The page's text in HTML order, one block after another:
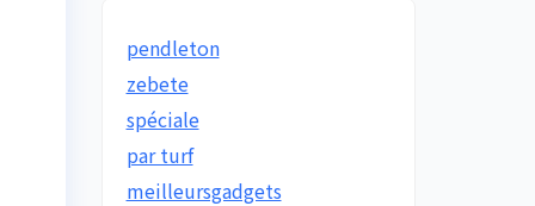
pendleton
zebete
spéciale
par turf
meilleursgadgets